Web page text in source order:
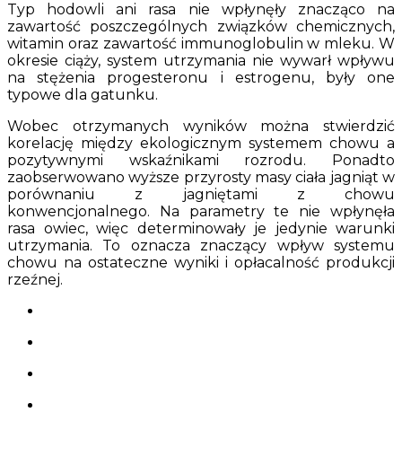
Typ hodowli ani rasa nie wpłynęły znacząco na
zawartość poszczególnych związków chemicznych,
witamin oraz zawartość immunoglobulin w mleku. W
okresie ciąży, system utrzymania nie wywarł wpływu
na stężenia progesteronu i estrogenu, były one
typowe dla gatunku.
Wobec otrzymanych wyników można stwierdzić
korelację między ekologicznym systemem chowu a
pozytywnymi wskaźnikami rozrodu. Ponadto
zaobserwowano wyższe przyrosty masy ciała jagniąt w
porównaniu z jagniętami z chowu
konwencjonalnego. Na parametry te nie wpłynęła
rasa owiec, więc determinowały je jedynie warunki
utrzymania. To oznacza znaczący wpływ systemu
chowu na ostateczne wyniki i opłacalność produkcji
rzeźnej.